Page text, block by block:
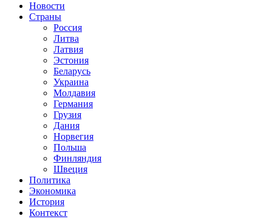
Новости
Страны
Россия
Литва
Латвия
Эстония
Беларусь
Украина
Молдавия
Германия
Грузия
Дания
Норвегия
Польша
Финляндия
Швеция
Политика
Экономика
История
Контекст